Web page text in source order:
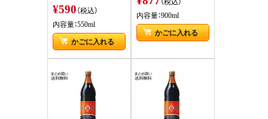
¥590（税込）
内容量：550ml
かごに入れる
内容量：900ml
かごに入れる